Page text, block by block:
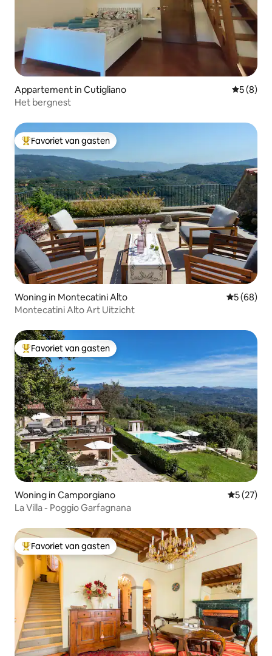
Appartement in Cutigliano
5 (8)
Het bergnest
Topfavoriet van gasten
Favoriet van gasten
Woning in Montecatini Alto
5 (68)
Montecatini Alto Art Uitzicht
Topfavoriet van gasten
Favoriet van gasten
Woning in Camporgiano
5 (27)
La Villa - Poggio Garfagnana
Topfavoriet van gasten
Favoriet van gasten